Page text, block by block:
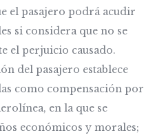
el pasajero podrá acudir
si considera que no se
el perjuicio causado.
del pasajero establece
como compensación por
en la que se
económicos y morales;